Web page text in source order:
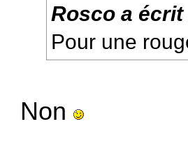
Rosco a écrit
Pour une
Non